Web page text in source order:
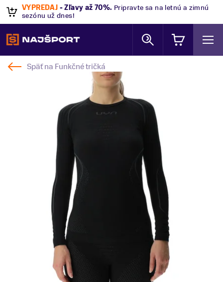
VÝPREDAJ - Zľavy až 70%. Pripravte sa na letnú a zimnú
sezónu už dnes!
Späť na Funkčné tričká